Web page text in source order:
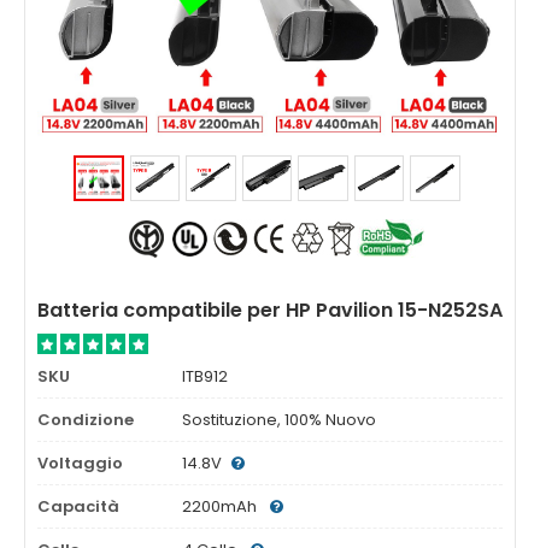
Batteria compatibile per HP Pavilion 15-N252SA
SKU
ITB912
Condizione
Sostituzione, 100% Nuovo
Voltaggio
14.8V
Capacità
2200mAh